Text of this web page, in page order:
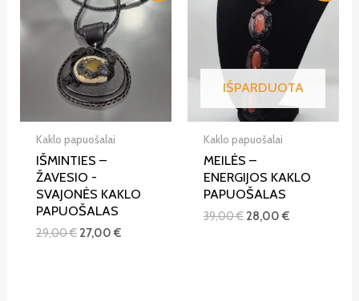
Kaklo papuošalai
IŠMINTIES –
ŽAVESIO -
SVAJONĖS KAKLO
PAPUOŠALAS
29,00€ 27,00€
IŠPARDUOTA
Kaklo papuošalai
MEILĖS –
ENERGIJOS KAKLO
PAPUOŠALAS
39,00€ 28,00€